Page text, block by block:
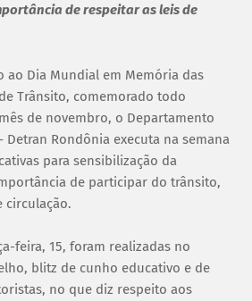
de respeitar as leis de
ao Dia Mundial em Memória das
Trânsito, comemorado todo
de novembro, o Departamento
Detran Rondônia executa na semana
para sensibilização da
de participar do trânsito,
circulação.
feira, 15, foram realizadas no
blitz de cunho educativo e de
no que diz respeito aos